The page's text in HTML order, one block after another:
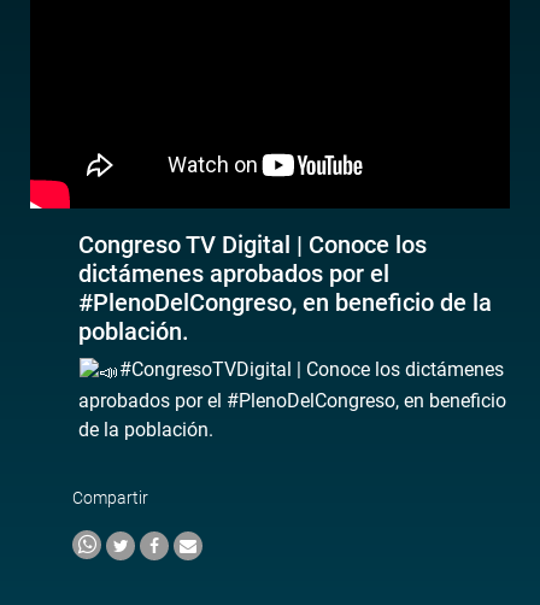
Congreso TV Digital | Conoce los
dictámenes aprobados por el
#PlenoDelCongreso, en beneficio de la
población.
#CongresoTVDigital | Conoce los dictámenes
aprobados por el #PlenoDelCongreso, en beneficio
de la población.
Compartir